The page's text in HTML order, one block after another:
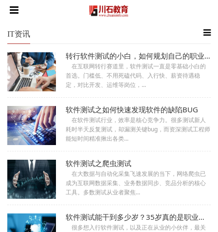
IT资讯
转行软件测试的小白，如何规划自己的职业？
在互联网转行赛道里，软件测试一直是零基础小白的
首选。门槛低、不用死磕代码、入行快、薪资待遇稳
定，对比开发、运维等岗位，...
软件测试之如何快速发现软件的缺陷BUG
在软件测试行业，效率是核心竞争力。很多测试新人
耗时半天反复测试，却漏测关键bug，而资深测试工程师
能短时间精准揪出各类...
软件测试之爬虫测试
在大数据与自动化采集飞速发展的当下，网络爬虫已
成为互联网数据采集、业务数据同步、竞品分析的核心
工具。多数测试从业者聚焦...
软件测试能干到多少岁？35岁真的是职业终点吗？
很多想入行软件测试，以及正在从业的小伙伴，最关